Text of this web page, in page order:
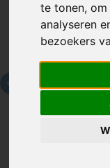
te tonen,
analyseren
bezoekers